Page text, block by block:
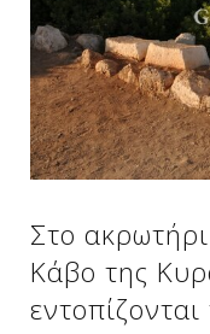
Δείτε μας:
Δείτε μας:
Δείτε μας:
Δείτε μας:
Δείτε μας:
Δείτε μας:
Δείτε μας:
Δείτε μας:
Δείτε μας:
Στο
Κάβο της